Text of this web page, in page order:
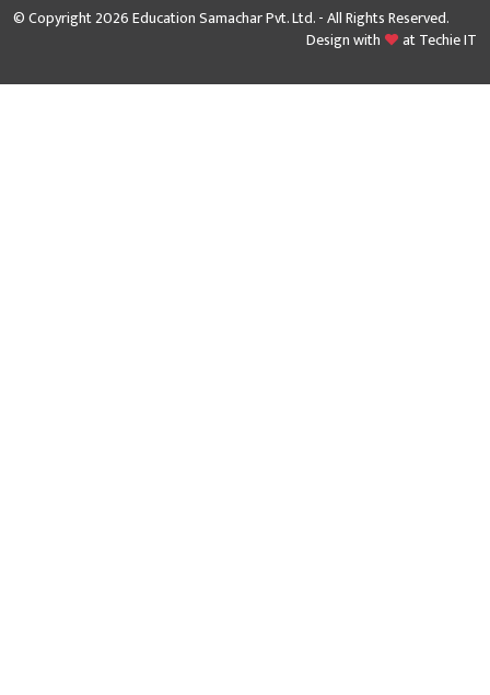
© Copyright 2026 Education Samachar Pvt. Ltd. - All Rights Reserved.
Design with
atTechie IT